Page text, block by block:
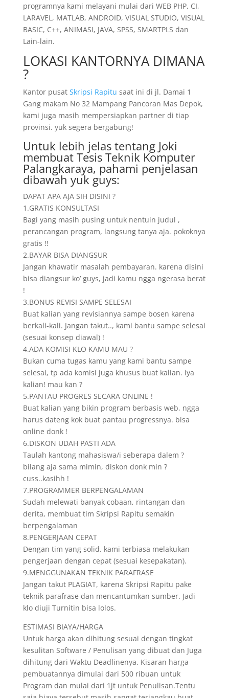
programnya kami melayani mulai dari WEB PHP, CI,
LARAVEL, MATLAB, ANDROID, VISUAL STUDIO, VISUAL
BASIC, C++, ANIMASI, JAVA, SPSS, SMARTPLS dan
Lain-lain.
LOKASI KANTORNYA DIMANA
?
Kantor pusat Skripsi Rapitu saat ini di jl. Damai 1
Gang makam No 32 Mampang Pancoran Mas Depok,
kami juga masih mempersiapkan partner di tiap
provinsi. yuk segera bergabung!
Untuk lebih jelas tentang Joki
membuat Tesis Teknik Komputer
Palangkaraya, pahami penjelasan
dibawah yuk guys:
DAPAT APA AJA SIH DISINI ?
1.GRATIS KONSULTASI
Bagi yang masih pusing untuk nentuin judul ,
perancangan program, langsung tanya aja. pokoknya
gratis !!
2.BAYAR BISA DIANGSUR
Jangan khawatir masalah pembayaran. karena disini
bisa diangsur ko’ guys, jadi kamu ngga ngerasa berat
!
3.BONUS REVISI SAMPE SELESAI
Buat kalian yang revisiannya sampe bosen karena
berkali-kali. Jangan takut.., kami bantu sampe selesai
(sesuai konsep diawal) !
4.ADA KOMISI KLO KAMU MAU ?
Bukan cuma tugas kamu yang kami bantu sampe
selesai, tp ada komisi juga khusus buat kalian. iya
kalian! mau kan ?
5.PANTAU PROGRES SECARA ONLINE !
Buat kalian yang bikin program berbasis web, ngga
harus dateng kok buat pantau progressnya. bisa
online donk !
6.DISKON UDAH PASTI ADA
Taulah kantong mahasiswa/i seberapa dalem ?
bilang aja sama mimin, diskon donk min ?
cuss..kasihh !
7.PROGRAMMER BERPENGALAMAN
Sudah melewati banyak cobaan, rintangan dan
derita, membuat tim Skripsi Rapitu semakin
berpengalaman
8.PENGERJAAN CEPAT
Dengan tim yang solid. kami terbiasa melakukan
pengerjaan dengan cepat (sesuai kesepakatan).
9.MENGGUNAKAN TEKNIK PARAFRASE
Jangan takut PLAGIAT, karena Skripsi Rapitu pake
teknik parafrase dan mencantumkan sumber. Jadi
klo diuji Turnitin bisa lolos.
ESTIMASI BIAYA/HARGA
Untuk harga akan dihitung sesuai dengan tingkat
kesulitan Software / Penulisan yang dibuat dan Juga
dihitung dari Waktu Deadlinenya. Kisaran harga
pembuatannya dimulai dari 500 ribuan untuk
Program dan mulai dari 1jt untuk Penulisan.Tentu